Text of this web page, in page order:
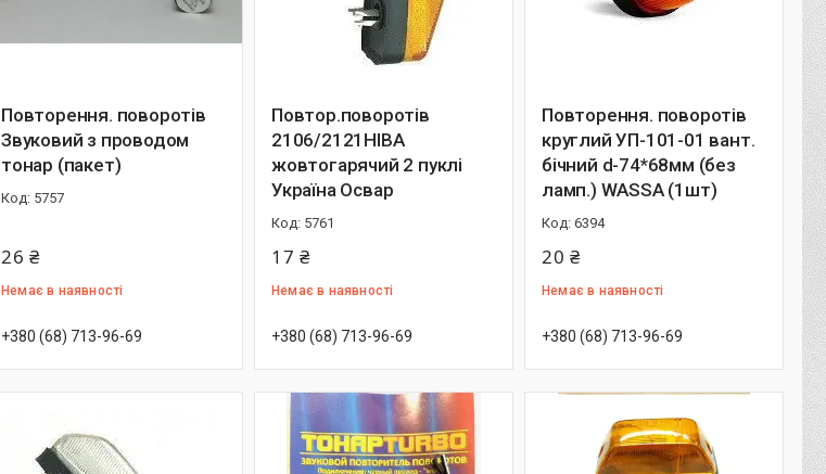
Повторення. поворотів
Звуковий з проводом
тонар (пакет)
5757
26 ₴
Немає в наявності
+380 (68) 713-96-69
Повтор.поворотів
2106/2121НІВА
жовтогарячий 2 пуклі
Україна Освар
5761
17 ₴
Немає в наявності
+380 (68) 713-96-69
Повторення. поворотів
круглий УП-101-01 вант.
бічний d-74*68мм (без
ламп.) WASSA (1шт)
6394
20 ₴
Немає в наявності
+380 (68) 713-96-69